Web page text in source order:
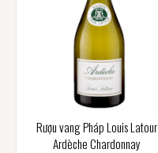
Rượu vang Pháp Louis Latour
Ardèche Chardonnay